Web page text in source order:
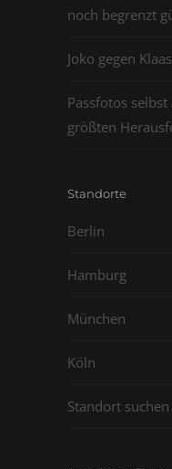
noch begrenzt
Joko gegen
Passfotos
größten
Standorte
Berlin
Hamburg
München
Köln
Standort suchen